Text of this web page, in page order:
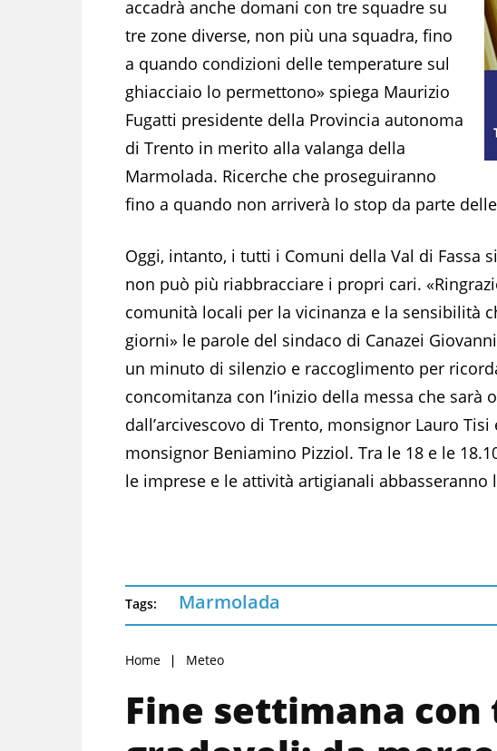
accadrà anche domani con tre squadre su
tre zone diverse, non più una squadra, fino
a quando condizioni delle temperature sul
ghiacciaio lo permettono» spiega Maurizio
Fugatti presidente della Provincia autonoma
di Trento in merito alla valanga della
Marmolada. Ricerche che proseguiranno
fino a quando non arriverà lo stop da parte
Oggi, intanto, i tutti i Comuni della Val di Fassa
non può più riabbracciare i propri cari.
comunità locali per la vicinanza e la sensibilità
giorni» le parole del sindaco di Canazei
un minuto di silenzio e raccoglimento per
concomitanza con l’inizio della messa che sarà
dall’arcivescovo di Trento, monsignor Lauro Tisi
monsignor Beniamino Pizziol. Tra le 18 e le
le imprese e le attività artigianali
Tags: Marmolada
Home Meteo
Fine settimana